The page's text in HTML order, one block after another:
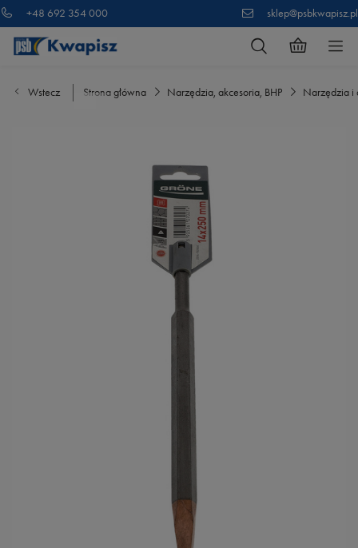
+48 692 354 000 sklep@psbkwapisz.pl
Wstecz Strona główna Narzędzia, akcesoria, BHP Narzędzia i